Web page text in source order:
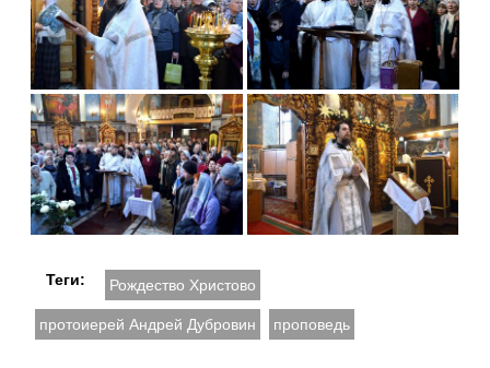
Теги: Рождество Христово
протоиерей Андрей Дубровин проповедь